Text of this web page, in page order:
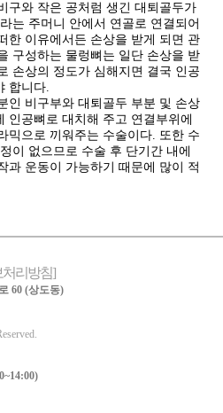
구와 작은 공처럼 생긴 대퇴골두가
는 주머니 안에서 연골로 연결되어
한 이유에서든 손상을 받게 되면 관
구성하는 물렁뼈는 일단 손상을 받
손상의 정도가 심해지면 결국 인공
합니다.
인 비구부와 대퇴골두 부분 및 손상
인공뼈로 대치해 주고 연결부위에
믹으로 끼워주는 수술이다. 또한 수
이 없으므로 수술 후 단기간 내에
과 운동이 가능하기 때문에 많이 적
리방침]
60 (상도동)